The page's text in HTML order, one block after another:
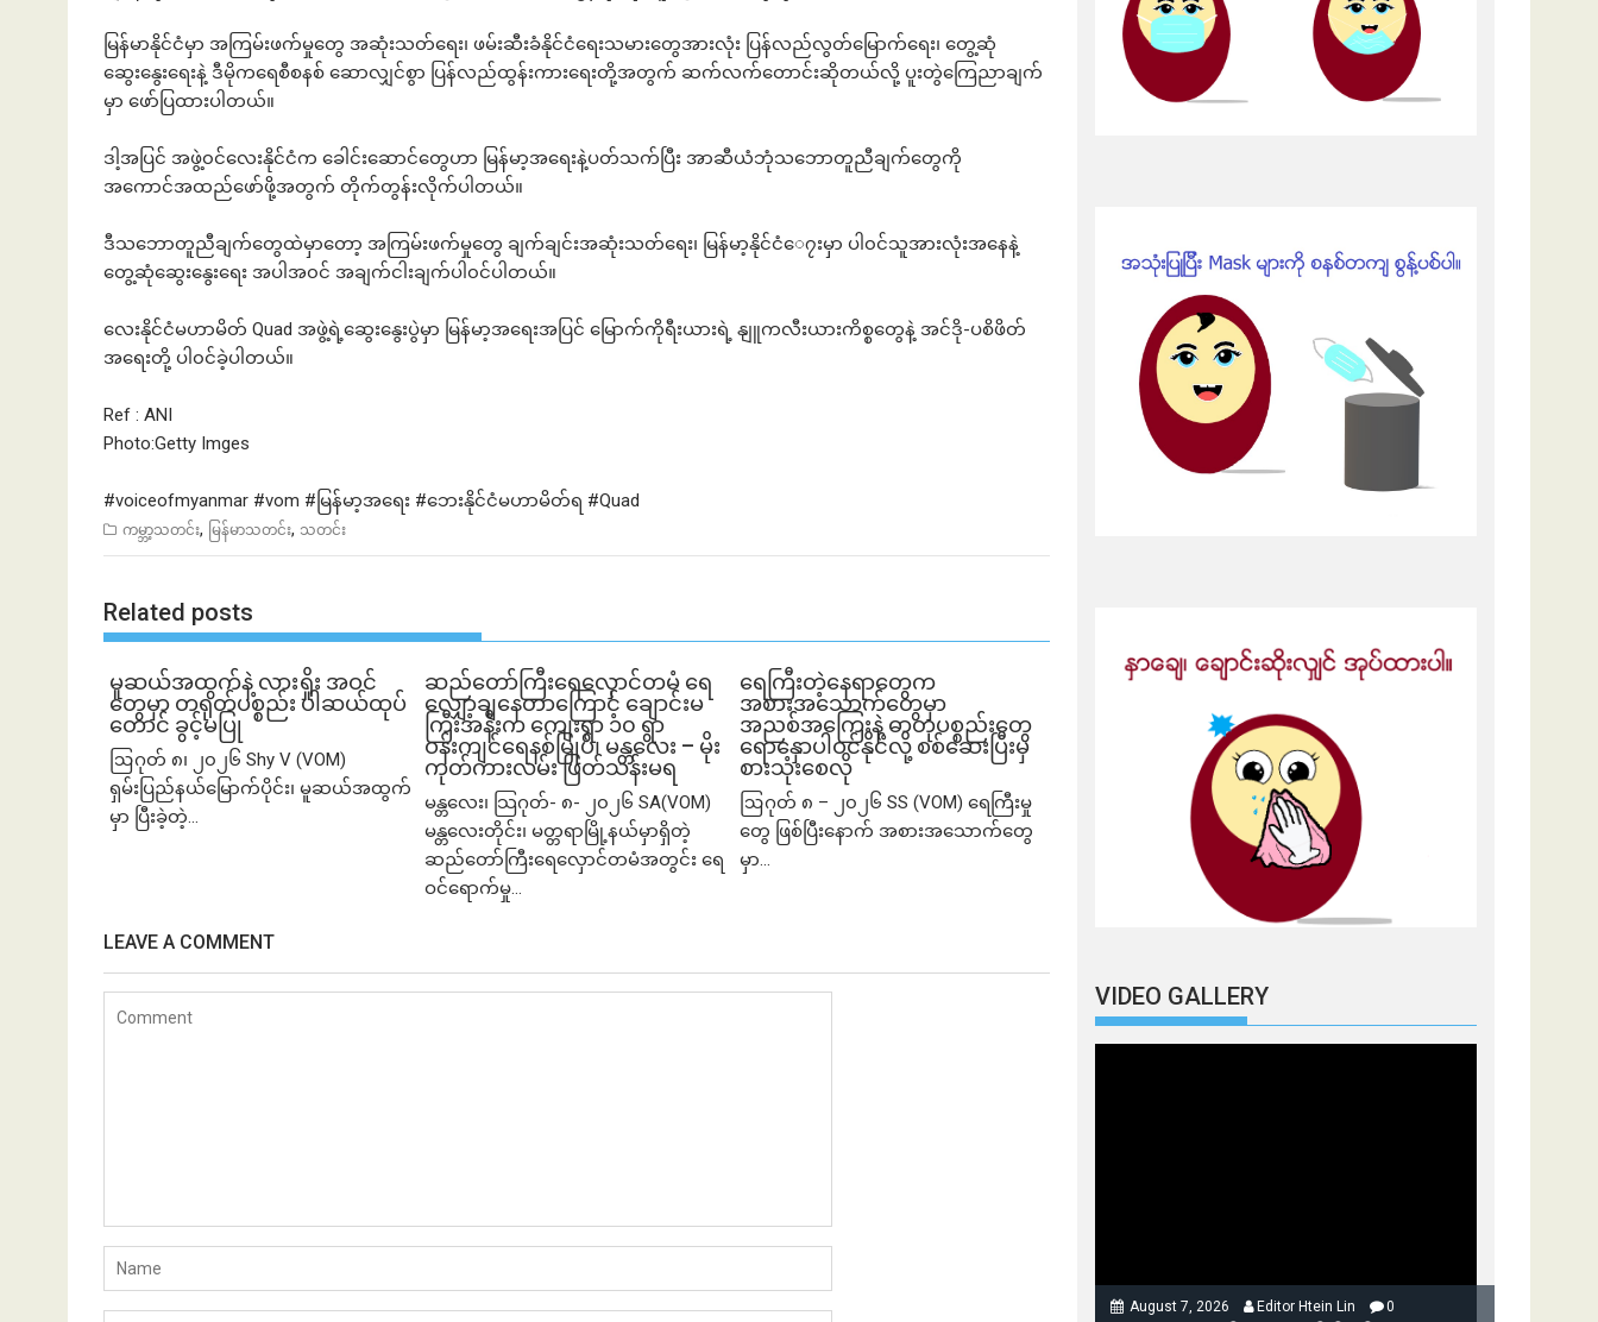
မြန်မာနိုင်ငံမှာ အကြမ်းဖက်မှုတွေ အဆုံးသတ်ရေး၊ ဖမ်းဆီးခံနိုင်ငံရေးသမားတွေအားလုံး ပြန်လည်လွတ်မြောက်ရေး၊ တွေ့ဆုံ
ဆွေးနွေးရေးနဲ့ ဒီမိုကရေစီစနစ် ဆောလျှင်စွာ ပြန်လည်ထွန်းကားရေးတို့အတွက် ဆက်လက်တောင်းဆိုတယ်လို့ ပူးတွဲကြေညာချက်
မှာ ဖော်ပြထားပါတယ်။
ဒါ့အပြင် အဖွဲ့၀င်လေးနိုင်ငံက ခေါင်းဆောင်တွေဟာ မြန်မာ့အရေးနဲ့ပတ်သက်ပြီး အာဆီယံဘုံသဘောတူညီချက်တွေကို
အကောင်အထည်ဖော်ဖို့အတွက် တိုက်တွန်းလိုက်ပါတယ်။
ဒီသဘောတူညီချက်တွေထဲမှာတော့ အကြမ်းဖက်မှုတွေ ချက်ချင်းအဆုံးသတ်ရေး၊ မြန်မာ့နိုင်ငံေ၇းမှာ ပါ၀င်သူအားလုံးအနေနဲ့
တွေ့ဆုံဆွေးနွေးရေး အပါအ၀င် အချက်ငါးချက်ပါ၀င်ပါတယ်။
လေးနိုင်ငံမဟာမိတ် Quad အဖွဲ့ရဲ့ဆွေးနွေးပွဲမှာ မြန်မာ့အရေးအပြင် မြောက်ကိုရီးယားရဲ့ နျူကလီးယားကိစ္စတွေနဲ့ အင်ဒို-ပစိဖိတ်
အရေးတို့ ပါ၀င်ခဲ့ပါတယ်။
Ref : ANI
Photo:Getty Imges
#voiceofmyanmar #vom #မြန်မာ့အရေး #ဘေးနိုင်ငံမဟာမိတ်ရ #Quad
ကမ္ဘာ့သတင်း, မြန်မာသတင်း, သတင်း
Related posts
မူဆယ်အထွက်နဲ့ လားရှိုး အဝင်
တွေမှာ တရုတ်ပစ္စည်း ပါဆယ်ထုပ်
တောင် ခွင့်မပြု
ဩဂုတ် ၈၊ ၂၀၂၆ Shy V (VOM)
ရှမ်းပြည်နယ်မြောက်ပိုင်း၊ မူဆယ်အထွက်
မှာ ပြီးခဲ့တဲ့...
ဆည်တော်ကြီးရေလှောင်တမံ ရေ
လျှော့ချနေတာကြောင့် ချောင်းမ
ကြီးအနီးက ကျေးရွာ ၁၀ ရွာ
ဝန်းကျင်ရေနစ်မြုပ်၊ မန္တလေး – မိုး
ကုတ်ကားလမ်း ဖြတ်သန်းမရ
မန္တလေး၊ သြဂုတ်- ၈- ၂၀၂၆ SA(VOM)
မန္တလေးတိုင်း၊ မတ္တရာမြို့နယ်မှာရှိတဲ့
ဆည်တော်ကြီးရေလှောင်တမံအတွင်း ရေ
ဝင်ရောက်မှု...
ရေကြီးတဲ့​နေရာ​တွေက
အစားအသောက်တွေမှာ
အညစ်အကြေးနဲ့ ဓာတုပစ္စည်းတွေ
ရောနှောပါဝင်နိုင်လို့ စစ်ဆေးပြီးမှ
စားသုံးစေလို
ဩဂုတ် ၈ – ၂၀၂၆ SS (VOM) ရေကြီးမှု
တွေ ဖြစ်ပြီးနောက် အစားအသောက်တွေ
မှာ...
LEAVE A COMMENT
VIDEO GALLERY
August 7, 2026 Editor Htein Lin 0